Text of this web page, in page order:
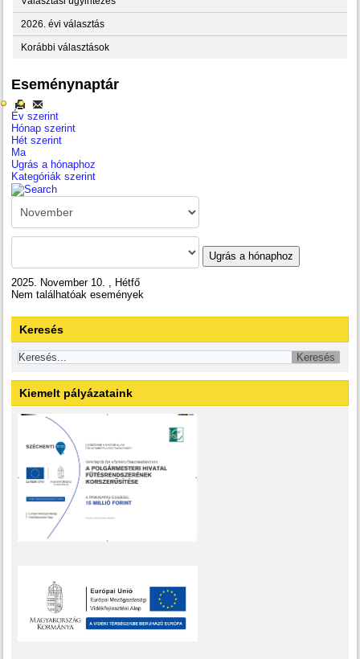
2026. évi választás
Korábbi választások
Eseménynaptár
Év szerint
Hónap szerint
Hét szerint
Ma
Ugrás a hónaphoz
Kategóriák szerint
Ugrás a hónaphoz
2025. November 10. , Hétfő
Nem találhatóak események
Keresés
Kiemelt pályázataink